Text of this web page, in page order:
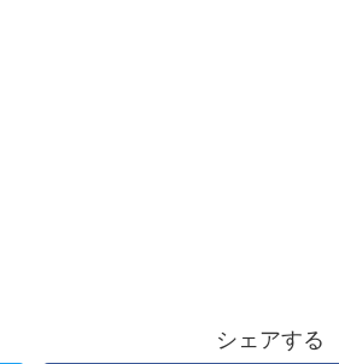
シェアする